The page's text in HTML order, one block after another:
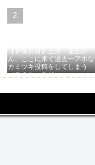
【脊髄反射】立憲・蓮舫さ
ん、ここに来て過去一アホな
カミツキ投稿をしてしまう
（スクショあり）